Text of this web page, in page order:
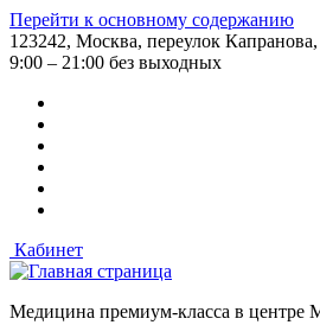
Перейти к основному содержанию
123242, Москва, переулок Капранова,
9:00 – 21:00 без выходных
Кабинет
Медицина премиум-класса в центре